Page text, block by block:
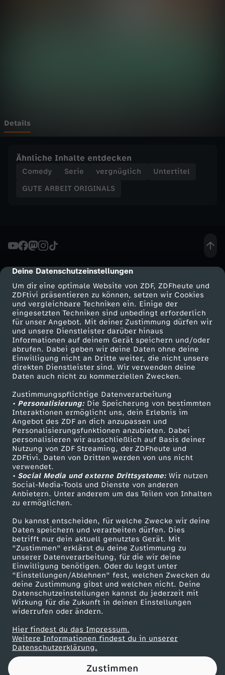
cmp-dialog-description
Deine Datenschutzeinstellungen
Um dir eine optimale Website von ZDF, ZDFheute und
ZDFtivi präsentieren zu können, setzen wir Cookies
und vergleichbare Techniken ein. Einige der
eingesetzten Techniken sind unbedingt erforderlich
für unser Angebot. Mit deiner Zustimmung dürfen wir
und unsere Dienstleister darüber hinaus
Informationen auf deinem Gerät speichern und/oder
abrufen. Dabei geben wir deine Daten ohne deine
Einwilligung nicht an Dritte weiter, die nicht unsere
direkten Dienstleister sind. Wir verwenden deine
Daten auch nicht zu kommerziellen Zwecken.
Zustimmungspflichtige Datenverarbeitung
• Personalisierung:Die Speicherung von bestimmten
Interaktionen ermöglicht uns, dein Erlebnis im
Angebot des ZDF an dich anzupassen und
Personalisierungsfunktionen anzubieten. Dabei
personalisieren wir ausschließlich auf Basis deiner
Nutzung von ZDF Streaming, der ZDFheute und
ZDFtivi. Daten von Dritten werden von uns nicht
verwendet.
• Social Media und externe Drittsysteme:Wir nutzen
Social-Media-Tools und Dienste von anderen
Anbietern. Unter anderem um das Teilen von Inhalten
zu ermöglichen.
Du kannst entscheiden, für welche Zwecke wir deine
Daten speichern und verarbeiten dürfen. Dies
betrifft nur dein aktuell genutztes Gerät. Mit
"Zustimmen" erklärst du deine Zustimmung zu
unserer Datenverarbeitung, für die wir deine
Einwilligung benötigen. Oder du legst unter
"Einstellungen/Ablehnen" fest, welchen Zwecken du
deine Zustimmung gibst und welchen nicht. Deine
Datenschutzeinstellungen kannst du jederzeit mit
Wirkung für die Zukunft in deinen Einstellungen
widerrufen oder ändern.
Hier findest du das Impressum.
Weitere Informationen findest du in unserer
Datenschutzerklärung.
Zustimmen
I
G
I
L
S
-
G
U
T
E
N
M
O
R
G
E
N
!
m
i
t
Details
Ähnliche Inhalte entdecken
Comedy Serie vergnüglich
Untertitel
GUTE ARBEIT ORIGINALS
Mehr ZDF
ZDF-Apps
Smart TV
ZDFtext
Livestreams
Sendungen A-Z
TV-Programm
Service
ZDFmitreden
Kontakt zum ZDF
Tickets
Zuschauerservice
Hilfe
ZDF Unternehmen
Karriere
ZDF goes Schule
Werbefernsehen
Mainzelmännchen
Partner